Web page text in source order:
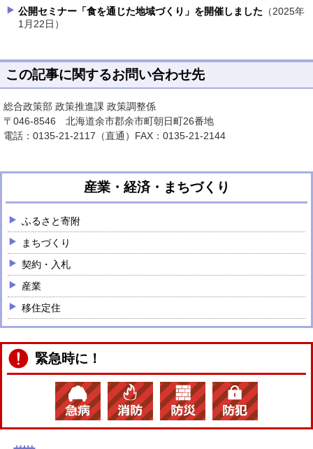
公開セミナー「食を通じた地域づくり」を開催しました （2025年
1月22日）
この記事に関するお問い合わせ先
総合政策部 政策推進課 政策調整係
〒046-8546 北海道余市郡余市町朝日町26番地
電話： 0135-21-2117 （直通）FAX：0135-21-2144
産業・経済・まちづくり
ふるさと寄附
まちづくり
契約・入札
産業
移住定住
緊急時に！